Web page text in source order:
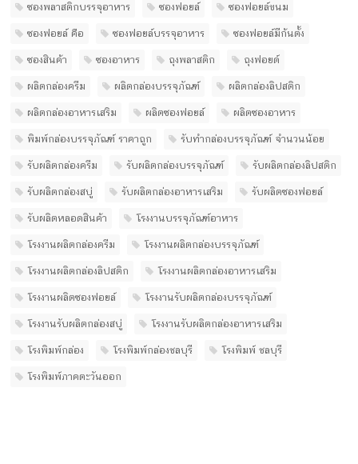
ซองพลาสติกบรรจุอาหาร ซองฟอยล์ ซองฟอยล์ขนม
ซองฟอยล์ คือ ซองฟอยล์บรรจุอาหาร ซองฟอยล์มีก้นตั้ง
ซองสินค้า ซองอาหาร ถุงพลาสติก ถุงฟอยด์
ผลิตกล่องครีม ผลิตกล่องบรรจุภัณฑ์ ผลิตกล่องลิปสติก
ผลิตกล่องอาหารเสริม ผลิตซองฟอยล์ ผลิตซองอาหาร
พิมพ์กล่องบรรจุภัณฑ์ ราคาถูก รับทํากล่องบรรจุภัณฑ์ จํานวนน้อย
รับผลิตกล่องครีม รับผลิตกล่องบรรจุภัณฑ์ รับผลิตกล่องลิปสติก
รับผลิตกล่องสบู่ รับผลิตกล่องอาหารเสริม รับผลิตซองฟอยล์
รับผลิตหลอดสินค้า โรงงานบรรจุภัณฑ์อาหาร
โรงงานผลิตกล่องครีม โรงงานผลิตกล่องบรรจุภัณฑ์
โรงงานผลิตกล่องลิปสติก โรงงานผลิตกล่องอาหารเสริม
โรงงานผลิตซองฟอยล์ โรงงานรับผลิตกล่องบรรจุภัณฑ์
โรงงานรับผลิตกล่องสบู่ โรงงานรับผลิตกล่องอาหารเสริม
โรงพิมพ์กล่อง โรงพิมพ์กล่องชลบุรี โรงพิมพ์ ชลบุรี
โรงพิมพ์ภาคตะวันออก